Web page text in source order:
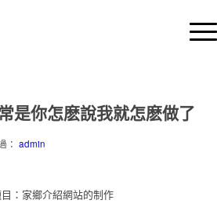
是你怎麽說我就怎麽做了
： admin
：家鄉介紹網站的制作